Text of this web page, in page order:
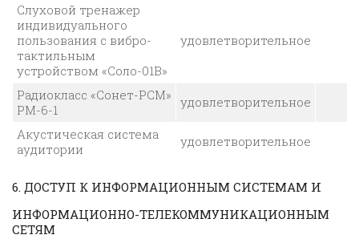
Слуховой тренажер
индивидуального
пользования с вибро-
тактильным
устройством «Соло-01В»
удовлетворительное
Радиокласс «Сонет-РСМ»
РМ-6-1
удовлетворительное
Акустическая система
аудитории
удовлетворительное
6. ДОСТУП К ИНФОРМАЦИОННЫМ СИСТЕМАМ И
ИНФОРМАЦИОННО-ТЕЛЕКОММУНИКАЦИОННЫМ
СЕТЯМ